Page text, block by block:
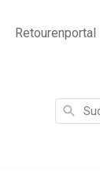
Retourenportal
Suchen